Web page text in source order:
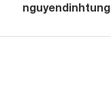
nguyendinhtung